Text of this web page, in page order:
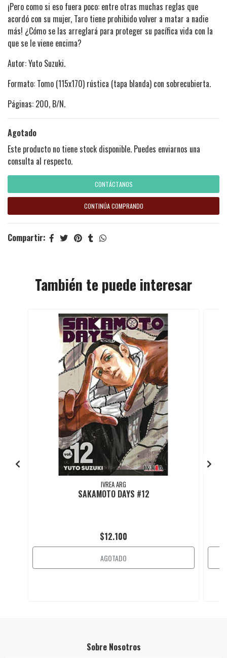
¡Pero como si eso fuera poco: entre otras muchas reglas que
acordó con su mujer, Taro tiene prohibido volver a matar a nadie
más! ¿Cómo se las arreglará para proteger su pacífica vida con la
que se le viene encima?
Autor: Yuto Suzuki.
Formato: Tomo (115x170) rústica (tapa blanda) con sobrecubierta.
Páginas: 200, B/N.
Agotado
Este producto no tiene stock disponible. Puedes enviarnos una
consulta al respecto.
CONTÁCTANOS
CONTINÚA COMPRANDO
Compartir:
También te puede interesar
IVREA ARG
SAKAMOTO DAYS #12
$12.100
AGOTADO
Sobre Nosotros